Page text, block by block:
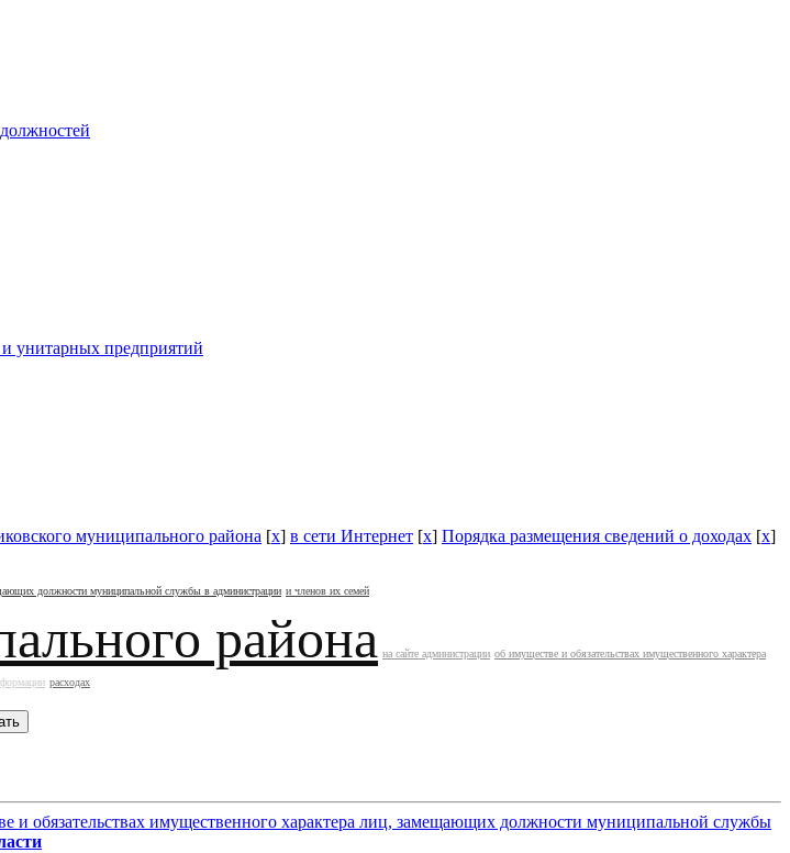
унитарных предприятий
муниципального района [x] в сети Интернет [x] Порядка размещения сведений о доходах [x]
должности муниципальной службы в администрации и членов их семей
района на сайте администрации об имуществе и обязательствах имущественного характера
расходах
и обязательствах имущественного характера лиц, замещающих должности муниципальной службы